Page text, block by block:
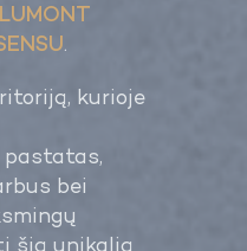
LUMONT
.
kurioje
pastatas,
bei